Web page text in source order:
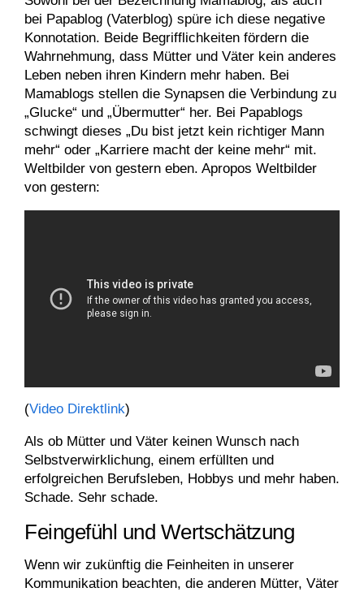
bei Papablog (Vaterblog) spüre ich diese negative
Konnotation. Beide Begrifflichkeiten fördern die
Wahrnehmung, dass Mütter und Väter kein anderes
Leben neben ihren Kindern mehr haben. Bei
Mamablogs stellen die Synapsen die Verbindung zu
„Glucke“ und „Übermutter“ her. Bei Papablogs
schwingt dieses „Du bist jetzt kein richtiger Mann
mehr“ oder „Karriere macht der keine mehr“ mit.
Weltbilder von gestern eben. Apropos Weltbilder
von gestern:
(Video Direktlink)
Als ob Mütter und Väter keinen Wunsch nach
Selbstverwirklichung, einem erfüllten und
erfolgreichen Berufsleben, Hobbys und mehr haben.
Schade. Sehr schade.
Feingefühl und Wertschätzung
Wenn wir zukünftig die Feinheiten in unserer
Kommunikation beachten, die anderen Mütter, Väter